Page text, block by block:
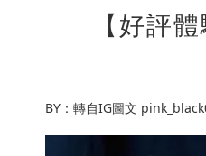
【好評
BY：轉自IG圖文